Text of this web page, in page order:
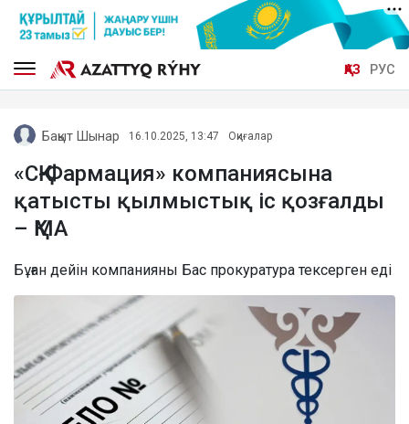
ҚАЗ РУС
Бақыт Шынар 16.10.2025, 13:47 Оқиғалар
«СҚ-Фармация» компаниясына
қатысты қылмыстық іс қозғалды
– ҚМА
Бұған дейін компанияны Бас прокуратура тексерген еді